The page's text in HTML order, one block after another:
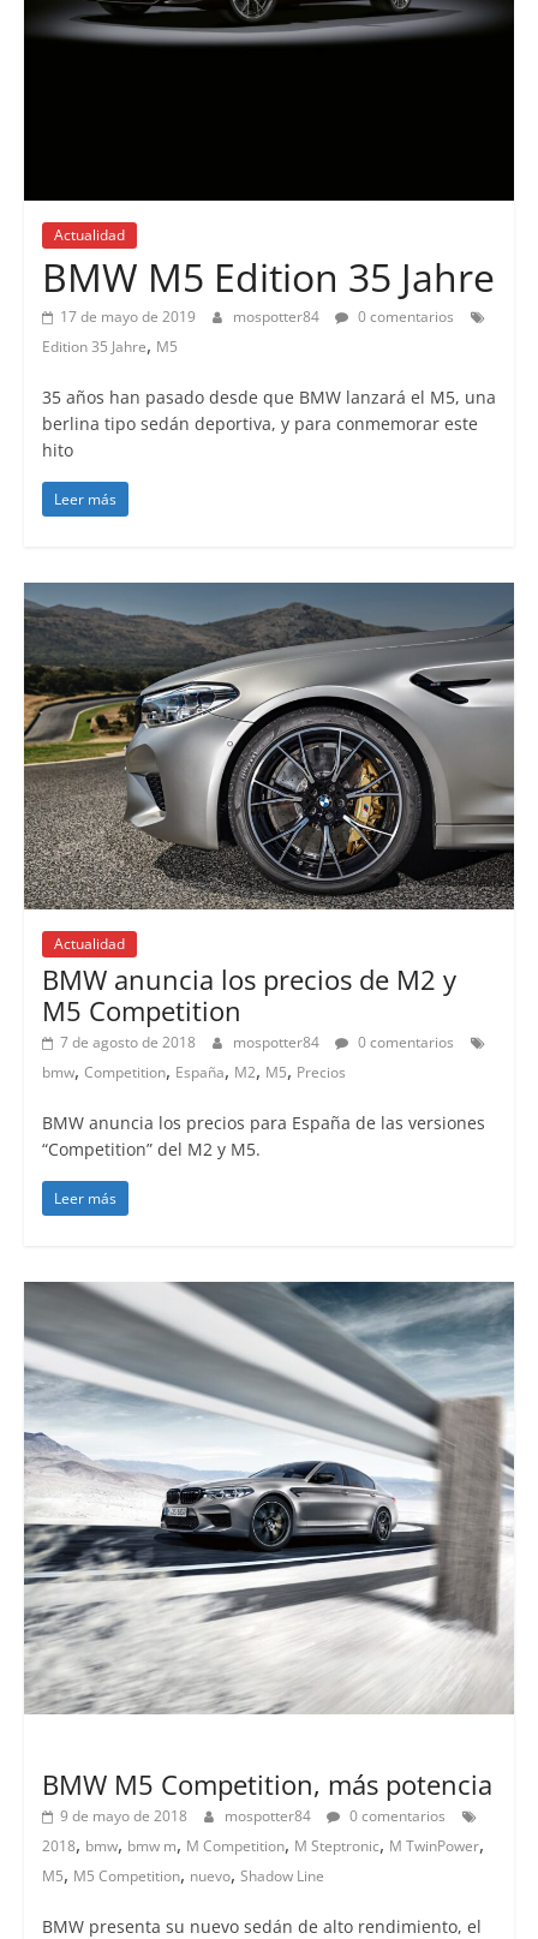
Actualidad
BMW M5 Edition 35 Jahre
17 de mayo de 2019 mospotter84
0 comentarios
Edition 35 Jahre, M5
35 años han pasado desde que BMW lanzará el M5, una
berlina tipo sedán deportiva, y para conmemorar este
hito
Leer más
Actualidad
BMW anuncia los precios de M2 y
M5 Competition
7 de agosto de 2018 mospotter84
0 comentarios
bmw, Competition, España, M2, M5, Precios
BMW anuncia los precios para España de las versiones
“Competition” del M2 y M5.
Leer más
BMW M5 Competition, más potencia
9 de mayo de 2018 mospotter84
0 comentarios
2018, bmw, bmw m, M Competition, M Steptronic, M TwinPower,
M5, M5 Competition, nuevo, Shadow Line
BMW presenta su nuevo sedán de alto rendimiento, el